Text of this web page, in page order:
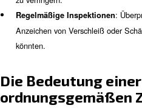
Eine Leckage in einem
Energieverschwendung
Problem wird häufig durch
Dichtung verursacht. Um
Quelle ermitteln: Den
Verschleiß überprüfen.